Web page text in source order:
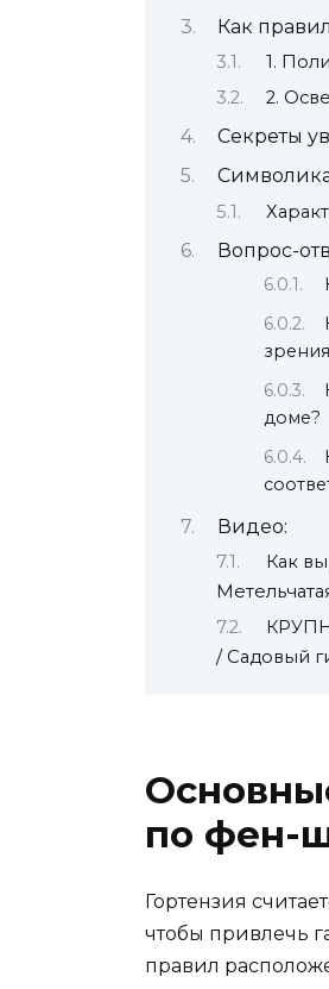
Как
1.
2.
Секреты
Вопрос-
доме?
Видео:
Как
/ Садовый
по фен-
Гортензия
чтобы привлечь
правил